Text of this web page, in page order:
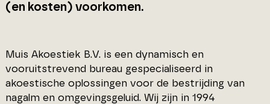
(en kosten) voorkomen.
Muis Akoestiek B.V. is een dynamisch en
vooruitstrevend bureau gespecialiseerd in
akoestische oplossingen voor de bestrijding van
nagalm en omgevingsgeluid. Wij zijn in 1994